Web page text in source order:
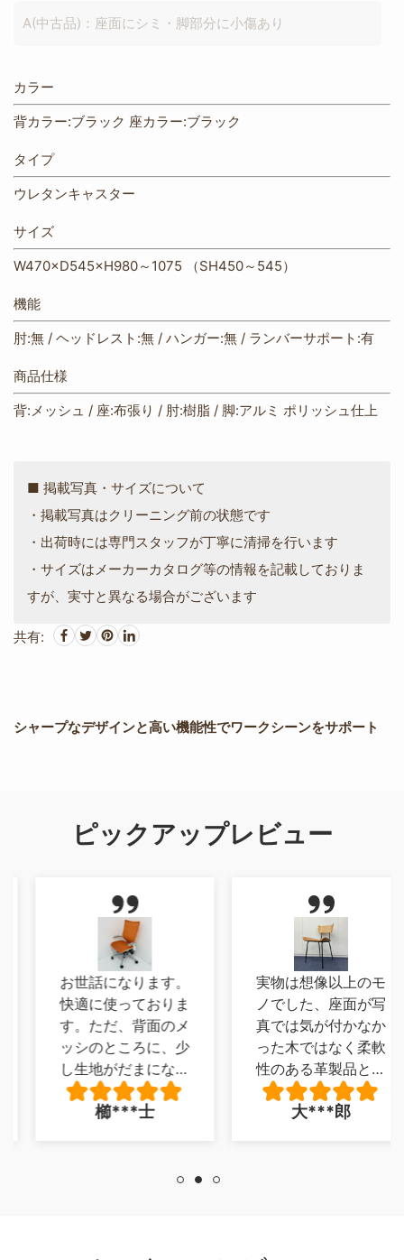
A(中古品)：座面にシミ・脚部分に小傷あり
カラー
背カラー:ブラック 座カラー:ブラック
タイプ
ウレタンキャスター
サイズ
W470×D545×H980～1075 （SH450～545）
機能
肘:無 / ヘッドレスト:無 / ハンガー:無 / ランバーサポート:有
商品仕様
背:メッシュ / 座:布張り / 肘:樹脂 / 脚:アルミ ポリッシュ仕上
■ 掲載写真・サイズについて
・掲載写真はクリーニング前の状態です
・出荷時には専門スタッフが丁寧に清掃を行います
・サイズはメーカーカタログ等の情報を記載しておりま
すが、実寸と異なる場合がございます
共有:
シャープなデザインと高い機能性でワークシーンをサポート
ピックアップレビュー
お世話になります。
快適に使っておりま
す。ただ、背面のメ
ッシのところに、少
し生地がだまになっ
ているところがあ
り、少し残念でした
櫛***士
実物は想像以上のモ
ノでした、座面が写
真では気が付かなか
った木ではなく柔軟
性のある革製品とい
うのもよかった、唯
一足がフローリング
大***郎